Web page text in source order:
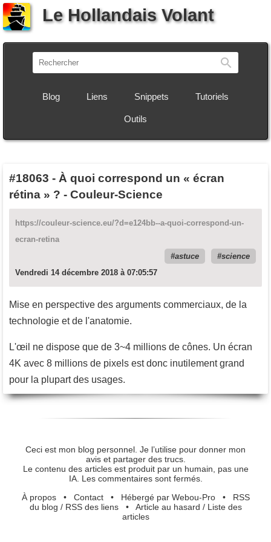
Le Hollandais Volant
Blog Liens Snippets Tutoriels
Outils
#18063 - À quoi correspond un « écran
rétina » ? - Couleur-Science
https://couleur-science.eu/?d=e124bb--a-quoi-correspond-un-
ecran-retina
astuce
science
Vendredi 14 décembre 2018 à 07:05:57
Mise en perspective des arguments commerciaux, de la
technologie et de l'anatomie.
L'œil ne dispose que de 3~4 millions de cônes. Un écran
4K avec 8 millions de pixels est donc inutilement grand
pour la plupart des usages.
Ceci est mon blog personnel. Je l’utilise pour donner mon
avis et partager des trucs.
Le contenu des articles est produit par un humain, pas une
IA. Les commentaires sont fermés.
À propos• Contact• Hébergé par Webou-Pro• RSS
du blog / RSS des liens• Article au hasard / Liste des
articles